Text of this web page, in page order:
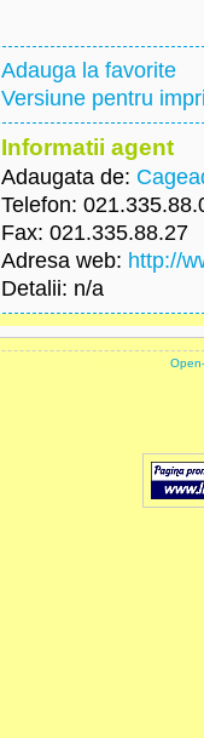
Adauga la favorite
Versiune pentru
Informatii agent
Adaugata de:
Telefon:
Fax: 021.335.88.27
Adresa web: http://
Detalii: n/a